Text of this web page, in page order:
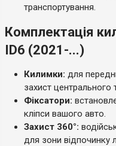
транспортування.
Комплектація
ID6 (2021-...)
Килимки: для
захист центрального
Фіксатори:
кліпси вашого авто.
Захист 360°:
для зони відпочинку